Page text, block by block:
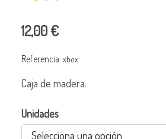
12,00 €
Referencia: xbox
Caja de madera.
Unidades